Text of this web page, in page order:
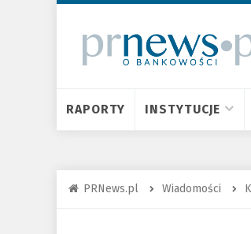
RAPORTY INSTYTUCJE
PRNews.pl Wiadomości